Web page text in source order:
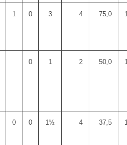
1 0 3 4 75,0
0 1 2 50,0
0 0 1½ 4 37,5